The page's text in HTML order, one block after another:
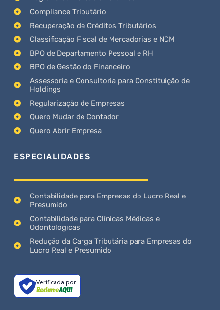
Compliance Tributário
Recuperação de Créditos Tributários
Classificação Fiscal de Mercadorias e NCM
BPO de Departamento Pessoal e RH
BPO de Gestão do Financeiro
Assessoria e Consultoria para Constituição de
Holdings
Regularização de Empresas
Quero Mudar de Contador
Quero Abrir Empresa
ESPECIALIDADES
Contabilidade para Empresas do Lucro Real e
Presumido
Contabilidade para Clínicas Médicas e
Odontológicas
Redução da Carga Tributária para Empresas do
Lucro Real e Presumido
Verificada por